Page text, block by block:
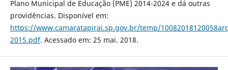
Plano Municipal de Educação (PME) 2014-2024 e dá outras
providências. Disponível em:
https://www.camaratapirai.sp.gov.br/temp/
2015.pdf. Acessado em: 25 mai. 2018.